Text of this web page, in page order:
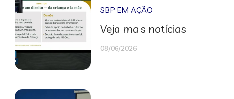
SBP EM AÇÃO
Veja mais notícias
08/06/2026